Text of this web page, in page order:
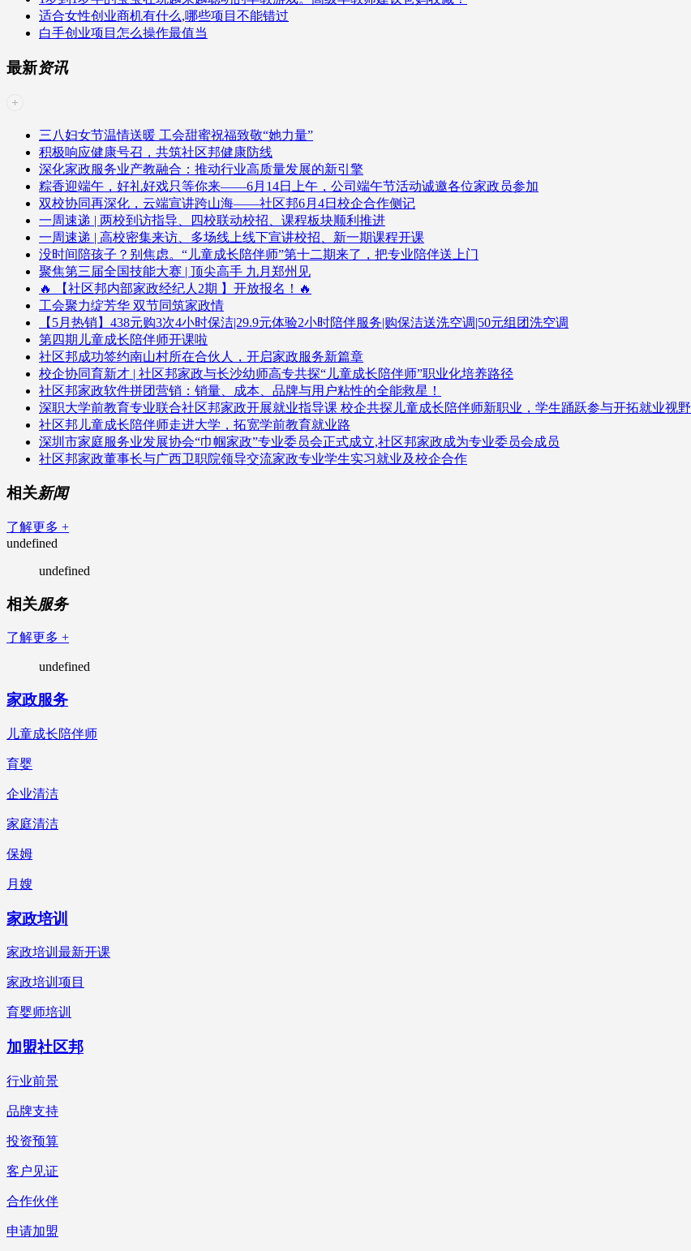
适合女性创业商机有什么,哪些项目不能错过
白手创业项目怎么操作最值当
最新资讯
三八妇女节温情送暖 工会甜蜜祝福致敬“她力量”
积极响应健康号召，共筑社区邦健康防线
深化家政服务业产教融合：推动行业高质量发展的新引擎
粽香迎端午，好礼好戏只等你来——6月14日上午，公司端午节活动诚邀各位家政员参加
双校协同再深化，云端宣讲跨山海——社区邦6月4日校企合作侧记
一周速递 | 两校到访指导、四校联动校招、课程板块顺利推进
一周速递 | 高校密集来访、多场线上线下宣讲校招、新一期课程开课
没时间陪孩子？别焦虑。“儿童成长陪伴师”第十二期来了，把专业陪伴送上门
聚焦第三届全国技能大赛 | 顶尖高手 九月郑州见
🔥 【社区邦内部家政经纪人2期 】开放报名！🔥
工会聚力绽芳华 双节同筑家政情
【5月热销】438元购3次4小时保洁|29.9元体验2小时陪伴服务|购保洁送洗空调|50元组团洗空调
第四期儿童成长陪伴师开课啦
社区邦成功签约南山村所在合伙人，开启家政服务新篇章
校企协同育新才 | 社区邦家政与长沙幼师高专共探“儿童成长陪伴师”职业化培养路径
社区邦家政软件拼团营销：销量、成本、品牌与用户粘性的全能救星！
深职大学前教育专业联合社区邦家政开展就业指导课 校企共探儿童成长陪伴师新职业，学生踊跃参与开拓就业视野
社区邦儿童成长陪伴师走进大学，拓宽学前教育就业路
深圳市家庭服务业发展协会“巾帼家政”专业委员会正式成立,社区邦家政成为专业委员会成员
社区邦家政董事长与广西卫职院领导交流家政专业学生实习就业及校企合作
相关新闻
了解更多 +
undefined
undefined
相关服务
了解更多 +
undefined
家政服务
儿童成长陪伴师
育婴
企业清洁
家庭清洁
保姆
月嫂
家政培训
家政培训最新开课
家政培训项目
育婴师培训
加盟社区邦
行业前景
品牌支持
投资预算
客户见证
合作伙伴
申请加盟